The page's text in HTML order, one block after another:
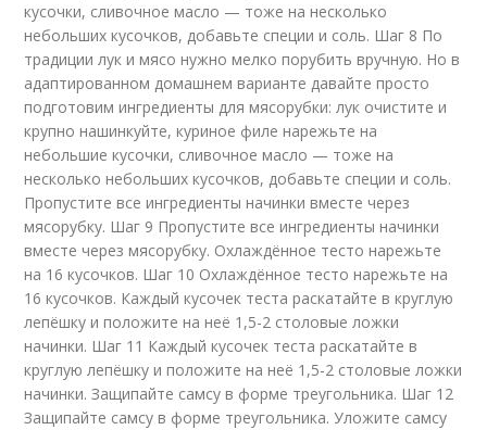
кусочки, сливочное масло — тоже на несколько
небольших кусочков, добавьте специи и соль. Шаг 8 По
традиции лук и мясо нужно мелко порубить вручную. Но в
адаптированном домашнем варианте давайте просто
подготовим ингредиенты для мясорубки: лук очистите и
крупно нашинкуйте, куриное филе нарежьте на
небольшие кусочки, сливочное масло — тоже на
несколько небольших кусочков, добавьте специи и соль.
Пропустите все ингредиенты начинки вместе через
мясорубку. Шаг 9 Пропустите все ингредиенты начинки
вместе через мясорубку. Охлаждённое тесто нарежьте
на 16 кусочков. Шаг 10 Охлаждённое тесто нарежьте на
16 кусочков. Каждый кусочек теста раскатайте в круглую
лепёшку и положите на неё 1,5-2 столовые ложки
начинки. Шаг 11 Каждый кусочек теста раскатайте в
круглую лепёшку и положите на неё 1,5-2 столовые ложки
начинки. Защипайте самсу в форме треугольника. Шаг 12
Защипайте самсу в форме треугольника. Уложите самсу